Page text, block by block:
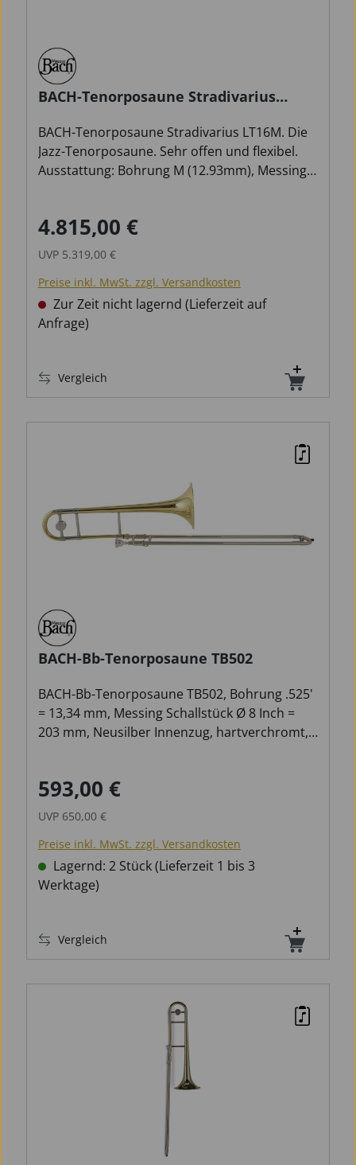
BACH-Tenorposaune Stradivarius
BACH-Tenorposaune Stradivarius LT16M. Die
Jazz-Tenorposaune. Sehr offen und flexibel.
Ausstattung: Bohrung M (12.93mm), Messing,
Außenzug, Neusilbergriff, Bach Mundstück 7C.
Verkaufspreis:
4.815,00 €
UVP 5.319,00 €
Preise inkl. MwSt. zzgl. Versandkosten
Zur Zeit nicht lagernd (Lieferzeit auf
Anfrage)
Vergleich
BACH-Bb-Tenorposaune TB502
BACH-Bb-Tenorposaune TB502, Bohrung .525'
= 13,34 mm, Messing Schallstück Ø 8 Inch =
203 mm, Neusilber Innenzug, hartverchromt,
Leichtetui mit Rucksackgarnitur
Verkaufspreis:
593,00 €
UVP 650,00 €
Preise inkl. MwSt. zzgl. Versandkosten
Lagernd: 2 Stück (Lieferzeit 1 bis 3
Werktage)
Vergleich